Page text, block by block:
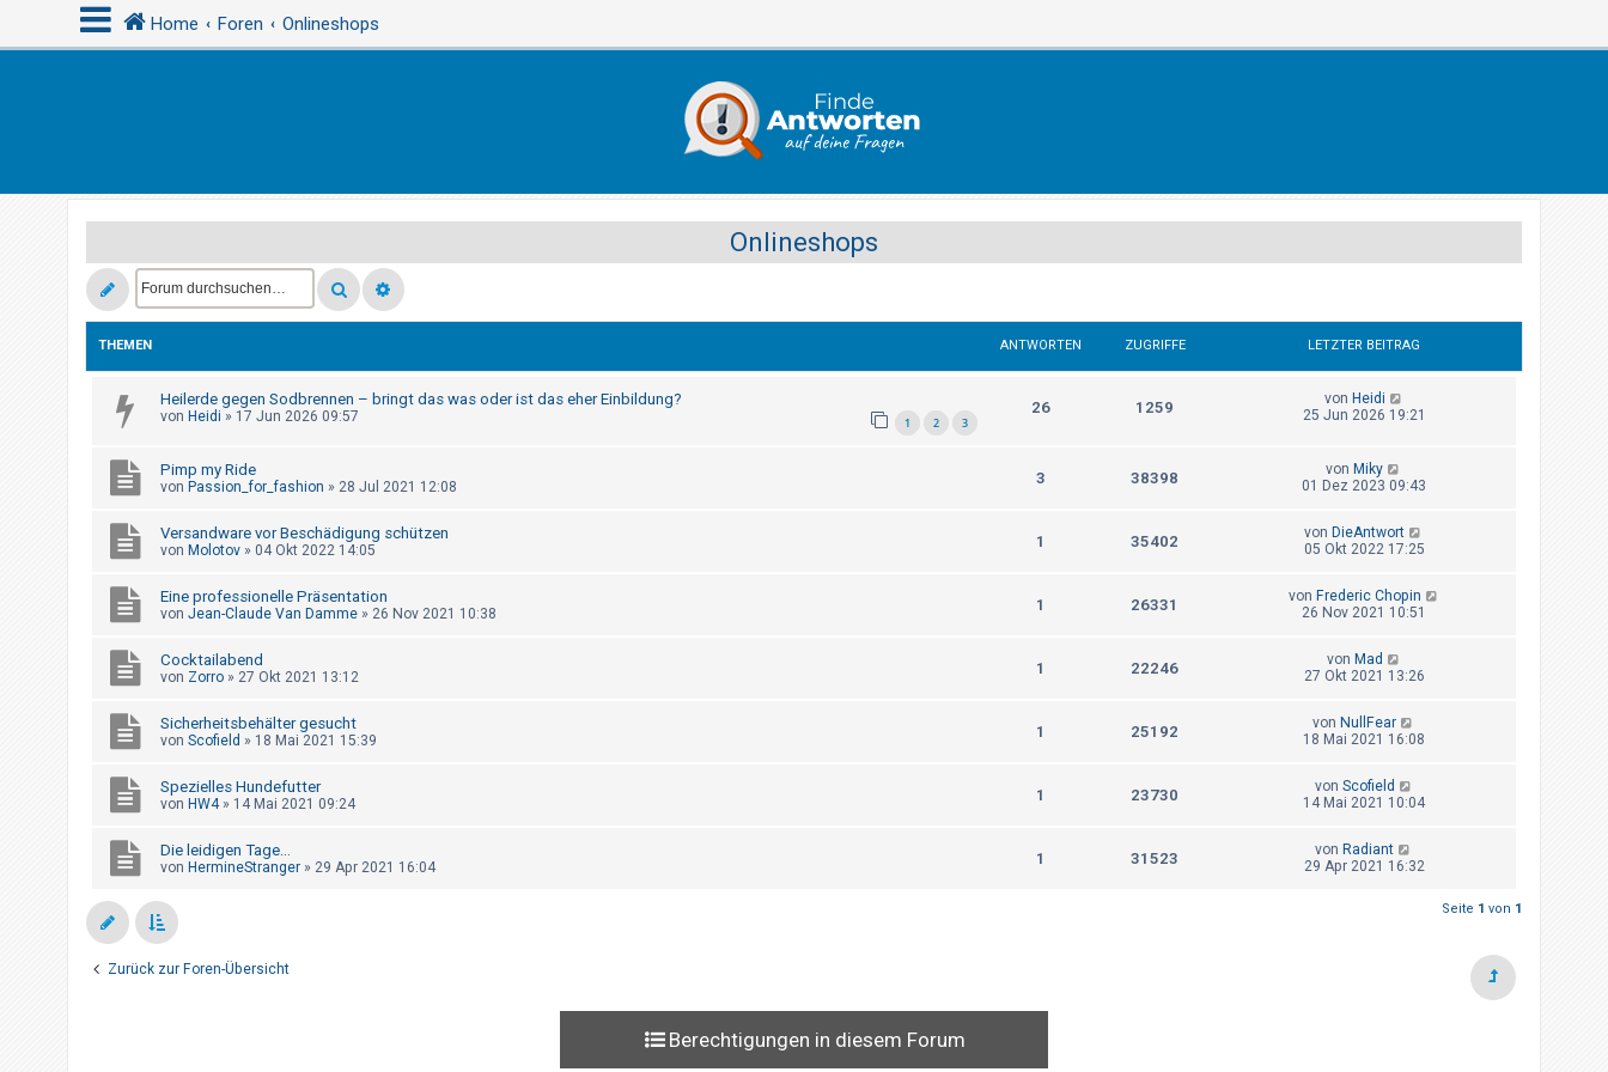
Home Foren Onlineshops
Onlineshops
THEMEN ANTWORTEN ZUGRIFFE LETZTER BEITRAG
Heilerde gegen Sodbrennen – bringt das was oder ist das eher Einbildung?
von Heidi » 17 Jun 2026 09:57 1 2 3
26 1259 von Heidi
25 Jun 2026 19:21
Pimp my Ride
von Passion_for_fashion » 28 Jul 2021 12:08 3 38398 vonMiky
01 Dez 2023 09:43
Versandware vor Beschädigung schützen
von Molotov » 04 Okt 2022 14:05 1 35402 vonDieAntwort
05 Okt 2022 17:25
Eine professionelle Präsentation
von Jean-Claude Van Damme » 26 Nov 2021 10:38 1 26331 von Frederic Chopin
26 Nov 2021 10:51
Cocktailabend
von Zorro » 27 Okt 2021 13:12 1 22246 von Mad
27 Okt 2021 13:26
Sicherheitsbehälter gesucht
von Scofield » 18 Mai 2021 15:39 1 25192 vonNullFear
18 Mai 2021 16:08
Spezielles Hundefutter
von HW4» 14 Mai 2021 09:24 1 23730 von Scofield
14 Mai 2021 10:04
Die leidigen Tage...
von HermineStranger » 29 Apr 2021 16:04 1 31523 vonRadiant
29 Apr 2021 16:32
Seite 1 von 1
Zurück zur Foren-Übersicht
Berechtigungen in diesem Forum